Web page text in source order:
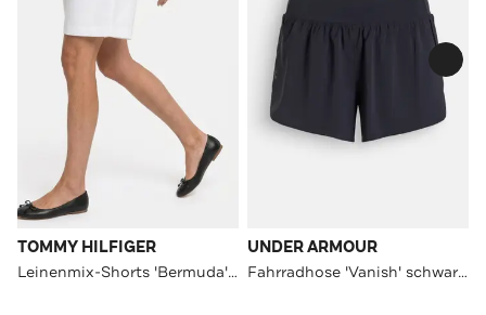
TOMMY HILFIGER
Leinenmix-Shorts 'Bermuda' weiß
UNDER ARMOUR
Fahrradhose 'Vanish' schwarzblau